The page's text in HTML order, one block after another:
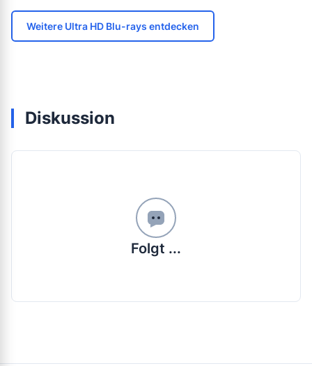
Weitere Ultra HD Blu-rays entdecken
Diskussion
Folgt ...